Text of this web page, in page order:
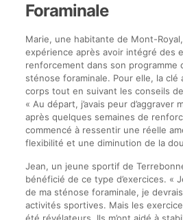
Foraminale
Marie, une habitante de Mont-
expérience après avoir intégré des
renforcement dans son programme
sténose foraminale. Pour elle, la clé
corps tout en suivant les conseils
« Au départ, j’avais peur d’aggraver
après quelques semaines de
commencé à ressentir une réelle
flexibilité et une diminution de la
Jean, un jeune sportif de
bénéficié de ce type d’exercices. «
de ma sténose foraminale, je
activités sportives. Mais les